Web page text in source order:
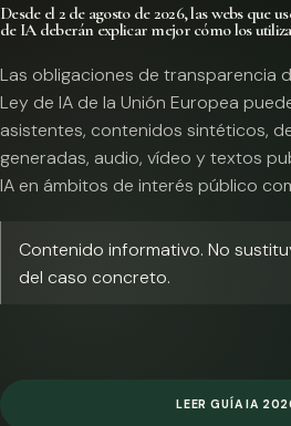
Desde el 2 de agosto de 2026, las webs que
de IA deberán explicar mejor cómo los
Las obligaciones de transparencia
Ley de IA de la Unión Europea
asistentes, contenidos sintéticos,
generadas, audio, vídeo y textos
IA en ámbitos de interés público
Contenido informativo. No
del caso concreto.
LEER GUÍA IA